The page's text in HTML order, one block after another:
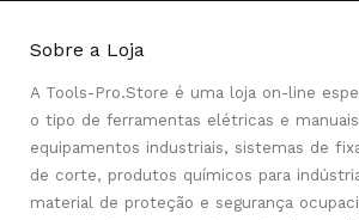
Sobre a Loja
A Tools-Pro.Store é uma loja on-line
o tipo de ferramentas elétricas e
equipamentos industriais, sistemas de
de corte, produtos químicos para
material de proteção e segurança